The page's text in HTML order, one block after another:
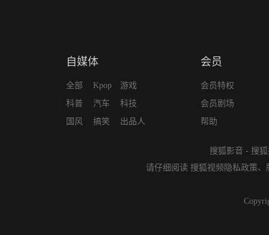
自媒体
全部
科普
国风
Kpop
汽车
搞笑
游戏
科技
出品人
会员
会员特权
会员剧场
帮助
搜狐影音 - 搜
请仔细阅读 搜狐视频隐私政策、